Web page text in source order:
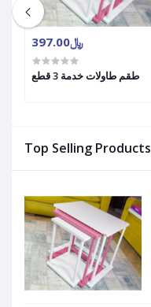
Top Selling Products
﷼397.00
طقم طاولات خدمة 3 قطع